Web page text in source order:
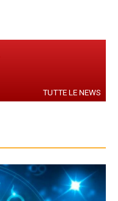
TUTTE LE NEWS